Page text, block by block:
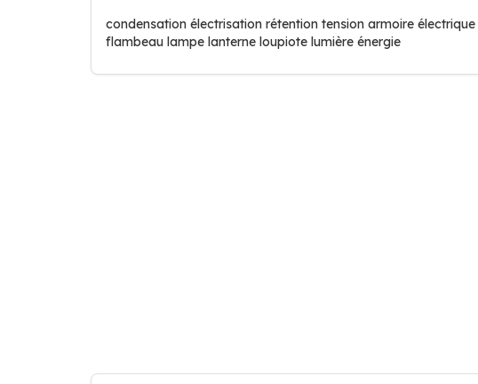
condensation électrisation rétention tension armoire
flambeau lampe lanterne loupiote lumière énergie